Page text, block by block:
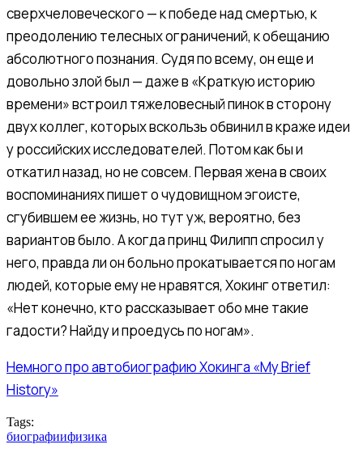
сверхчеловеческого — к победе над смертью, к
преодолению телесных ограничений, к обещанию
абсолютного познания. Судя по всему, он еще и
довольно злой был — даже в «Краткую историю
времени» встроил тяжеловесный пинок в сторону
двух коллег, которых вскользь обвинил в краже идеи
у российских исследователей. Потом как бы и
откатил назад, но не совсем. Первая жена в своих
воспоминаниях пишет о чудовищном эгоисте,
сгубившем ее жизнь, но тут уж, вероятно, без
вариантов было. А когда принц Филипп спросил у
него, правда ли он больно прокатывается по ногам
людей, которые ему не нравятся, Хокинг ответил:
«Нет конечно, кто рассказывает обо мне такие
гадости? Найду и проедусь по ногам».
Немного про автобиографию Хокинга «My Brief
History»
Tags:
биографиифизика